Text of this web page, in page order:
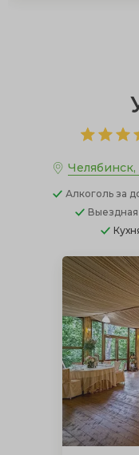
Челябинск,
Алкоголь за
Выездная